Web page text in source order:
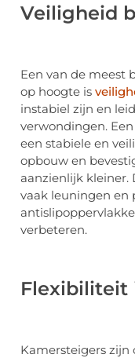
Veiligheid
Een van de meest
op hoogte is
instabiel zijn en
verwondingen.
een stabiele en
opbouw en
aanzienlijk kleiner.
vaak leuningen en
verbeteren.
Flexibiliteit
Kamersteigers